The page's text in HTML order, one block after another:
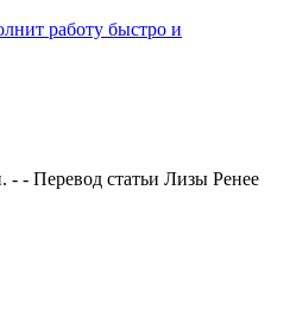
работу быстро и
- - Перевод статьи Лизы Ренее